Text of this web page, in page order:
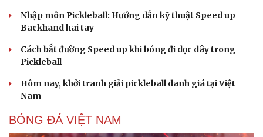
Nhập môn Pickleball: Hướng dẫn kỹ thuật Speed up
Backhand hai tay
Cách bắt đường Speed up khi bóng đi dọc dây trong
Pickleball
Hôm nay, khởi tranh giải pickleball danh giá tại Việt
Nam
BÓNG ĐÁ VIỆT NAM